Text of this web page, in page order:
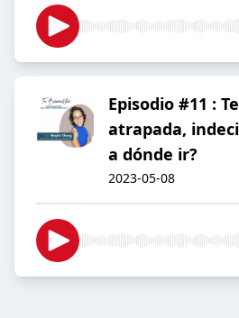
Episodio #11 :
atrapada,
a dónde ir?
2023-05-08